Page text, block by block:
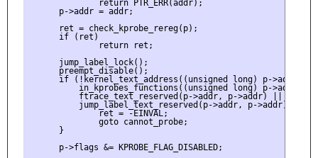
              return PTR_ERR(addr);
      p->addr = addr;
      ret = check_kprobe_rereg(p);
      if (ret)
              return ret;
      jump_label_lock();
      preempt_disable();
      if (!kernel_text_address((unsigned long) p->addr) ||
          in_kprobes_functions((unsigned long) p->addr) ||
          ftrace_text_reserved(p->addr, p->addr) ||
          jump_label_text_reserved(p->addr, p->addr)) {
              ret = -EINVAL;
              goto cannot_probe;
      }
      p->flags &= KPROBE_FLAG_DISABLED;